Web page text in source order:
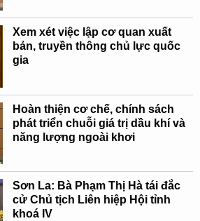
Xem xét việc lập cơ quan xuất
bản, truyền thông chủ lực quốc
gia
Hoàn thiện cơ chế, chính sách
phát triển chuỗi giá trị dầu khí và
năng lượng ngoài khơi
Sơn La: Bà Phạm Thị Hà tái đắc
cử Chủ tịch Liên hiệp Hội tỉnh
khoá IV